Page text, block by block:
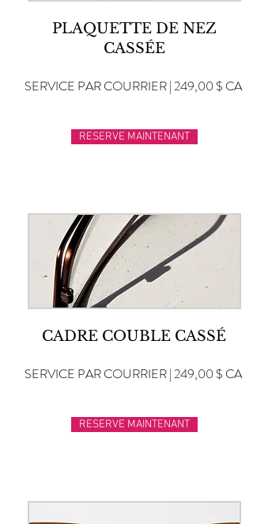
PLAQUETTE DE NEZ
CASSÉE
SERVICE PAR COURRIER | 249,00 $ CA
RESERVE MAINTENANT
CADRE COUBLE CASSÉ
SERVICE PAR COURRIER | 249,00 $ CA
RESERVE MAINTENANT